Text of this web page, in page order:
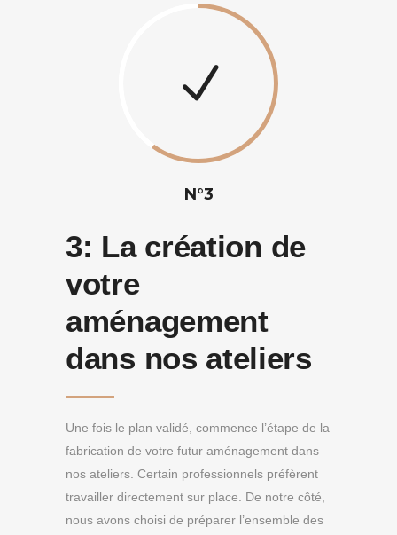
N°3
3: La création de
votre
aménagement
dans nos ateliers
Une fois le plan validé, commence l’étape de la
fabrication de votre futur aménagement dans
nos ateliers. Certain professionnels préfèrent
travailler directement sur place. De notre côté,
nous avons choisi de préparer l’ensemble des